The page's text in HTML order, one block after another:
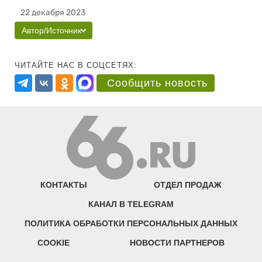
22 декабря 2023
Автор/Источник
ЧИТАЙТЕ НАС В СОЦСЕТЯХ:
Сообщить новость
КОНТАКТЫ ОТДЕЛ ПРОДАЖ
КАНАЛ В TELEGRAM
ПОЛИТИКА ОБРАБОТКИ ПЕРСОНАЛЬНЫХ ДАННЫХ
COOKIE НОВОСТИ ПАРТНЕРОВ